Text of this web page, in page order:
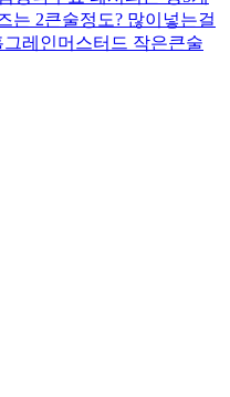
는 2큰술정도? 많이넣는걸
레인머스터드 작은큰술